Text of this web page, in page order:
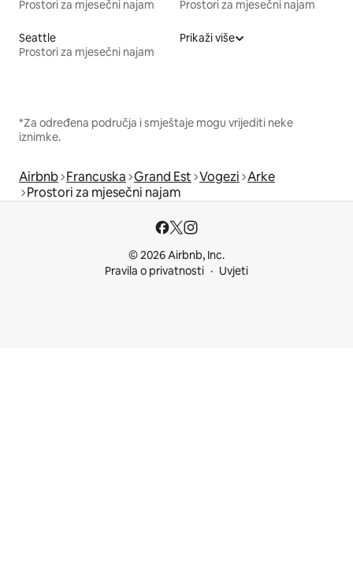
Prostori za mjesečni najam
Prostori za mjesečni najam
Seattle
Prostori za mjesečni najam
Prikaži više
*Za određena područja i smještaje mogu vrijediti neke
iznimke.
Airbnb Francuska Grand Est Vogezi Arke
Prostori za mjesečni najam
© 2026 Airbnb, Inc.
Pravila o privatnosti
Uvjeti